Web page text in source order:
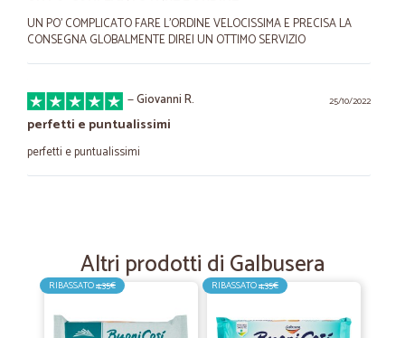
UN PO' COMPLICATO FARE L'ORDINE VELOCISSIMA E PRECISA LA
CONSEGNA GLOBALMENTE DIREI UN OTTIMO SERVIZIO
25/10/2022
—Giovanni R.
perfetti e puntualissimi
perfetti e puntualissimi
Rapidi, precisi e imballati alla perfezione. Consigliatissimi.
25/06/2021
—Rossella G.
Altri prodotti di Galbusera
RIBASSATO4,35€ RIBASSATO4,35€